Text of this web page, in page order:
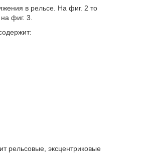
в рельсе. На фиг. 2 то
фиг. 3.
рельсовые, эксцентриковые